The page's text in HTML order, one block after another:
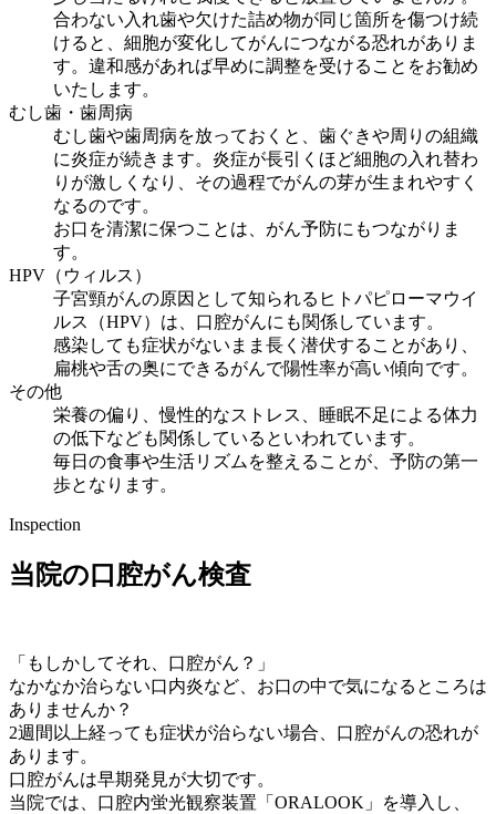
合わない入れ歯や欠けた詰め物が同じ箇所を傷つけ続
けると、細胞が変化してがんにつながる恐れがありま
す。違和感があれば早めに調整を受けることをお勧め
いたします。
むし歯・歯周病
むし歯や歯周病を放っておくと、歯ぐきや周りの組織
に炎症が続きます。炎症が長引くほど細胞の入れ替わ
りが激しくなり、その過程でがんの芽が生まれやすく
なるのです。
お口を清潔に保つことは、がん予防にもつながりま
す。
HPV（ウィルス）
子宮頸がんの原因として知られるヒトパピローマウイ
ルス（HPV）は、口腔がんにも関係しています。
感染しても症状がないまま長く潜伏することがあり、
扁桃や舌の奥にできるがんで陽性率が高い傾向です。
その他
栄養の偏り、慢性的なストレス、睡眠不足による体力
の低下なども関係しているといわれています。
毎日の食事や生活リズムを整えることが、予防の第一
歩となります。
Inspection
当院の口腔がん検査
「もしかしてそれ、口腔がん？」
なかなか治らない口内炎など、お口の中で気になるところは
ありませんか？
2週間以上経っても症状が治らない場合、口腔がんの恐れが
あります。
口腔がんは早期発見が大切です。
当院では、口腔内蛍光観察装置「ORALOOK」を導入し、